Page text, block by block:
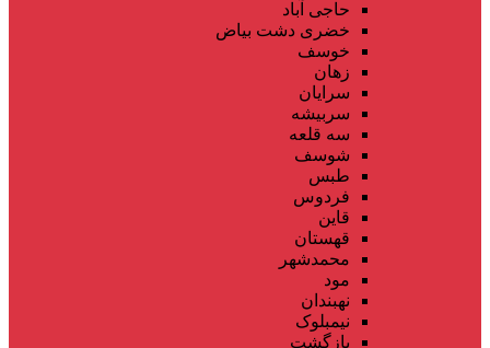
حاجی آباد
خضری دشت بیاض
خوسف
زهان
سرایان
سربیشه
سه قلعه
شوسف
طبس
فردوس
قاین
قهستان
محمدشهر
مود
نهبندان
نیمبلوک
بازگشت